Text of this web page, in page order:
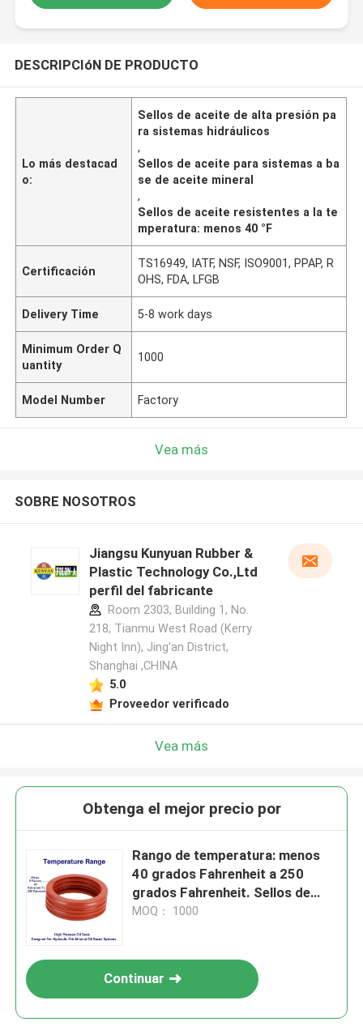
DESCRIPCIóN DE PRODUCTO
Lo más destacad
o:
Sellos de aceite de alta presión pa
ra sistemas hidráulicos
,
Sellos de aceite para sistemas a ba
se de aceite mineral
,
Sellos de aceite resistentes a la te
mperatura: menos 40 °F
Certificación
TS16949, IATF, NSF, ISO9001, PPAP, R
OHS, FDA, LFGB
Delivery Time 5-8 work days
Minimum Order Q
uantity
1000
Model Number Factory
Vea más
SOBRE NOSOTROS
Jiangsu Kunyuan Rubber &
Plastic Technology Co.,Ltd
perfil del fabricante
Room 2303, Building 1, No.
218, Tianmu West Road (Kerry
Night Inn), Jing'an District,
Shanghai ,CHINA
5.0
Proveedor verificado
Vea más
Obtenga el mejor precio por
Rango de temperatura: menos
40 grados Fahrenheit a 250
grados Fahrenheit. Sellos de
aceite de alta presión diseñados
MOQ： 1000
Continuar